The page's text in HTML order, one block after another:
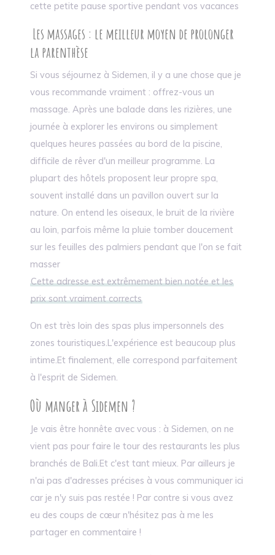
cette petite pause sportive pendant vos vacances
Les massages : le meilleur moyen de prolonger
la parenthèse
Si vous séjournez à Sidemen, il y a une chose que je
vous recommande vraiment : offrez-vous un
massage. Après une balade dans les rizières, une
journée à explorer les environs ou simplement
quelques heures passées au bord de la piscine,
difficile de rêver d'un meilleur programme. La
plupart des hôtels proposent leur propre spa,
souvent installé dans un pavillon ouvert sur la
nature. On entend les oiseaux, le bruit de la rivière
au loin, parfois même la pluie tomber doucement
sur les feuilles des palmiers pendant que l'on se fait
masser
Cette adresse est extrêmement bien notée et les
prix sont vraiment corrects
On est très loin des spas plus impersonnels des
zones touristiques.L'expérience est beaucoup plus
intime.Et finalement, elle correspond parfaitement
à l'esprit de Sidemen.
Où manger à Sidemen ?
Je vais être honnête avec vous : à Sidemen, on ne
vient pas pour faire le tour des restaurants les plus
branchés de Bali.Et c'est tant mieux. Par ailleurs je
n'ai pas d'adresses précises à vous communiquer ici
car je n'y suis pas restée ! Par contre si vous avez
eu des coups de cœur n'hésitez pas à me les
partager en commentaire !